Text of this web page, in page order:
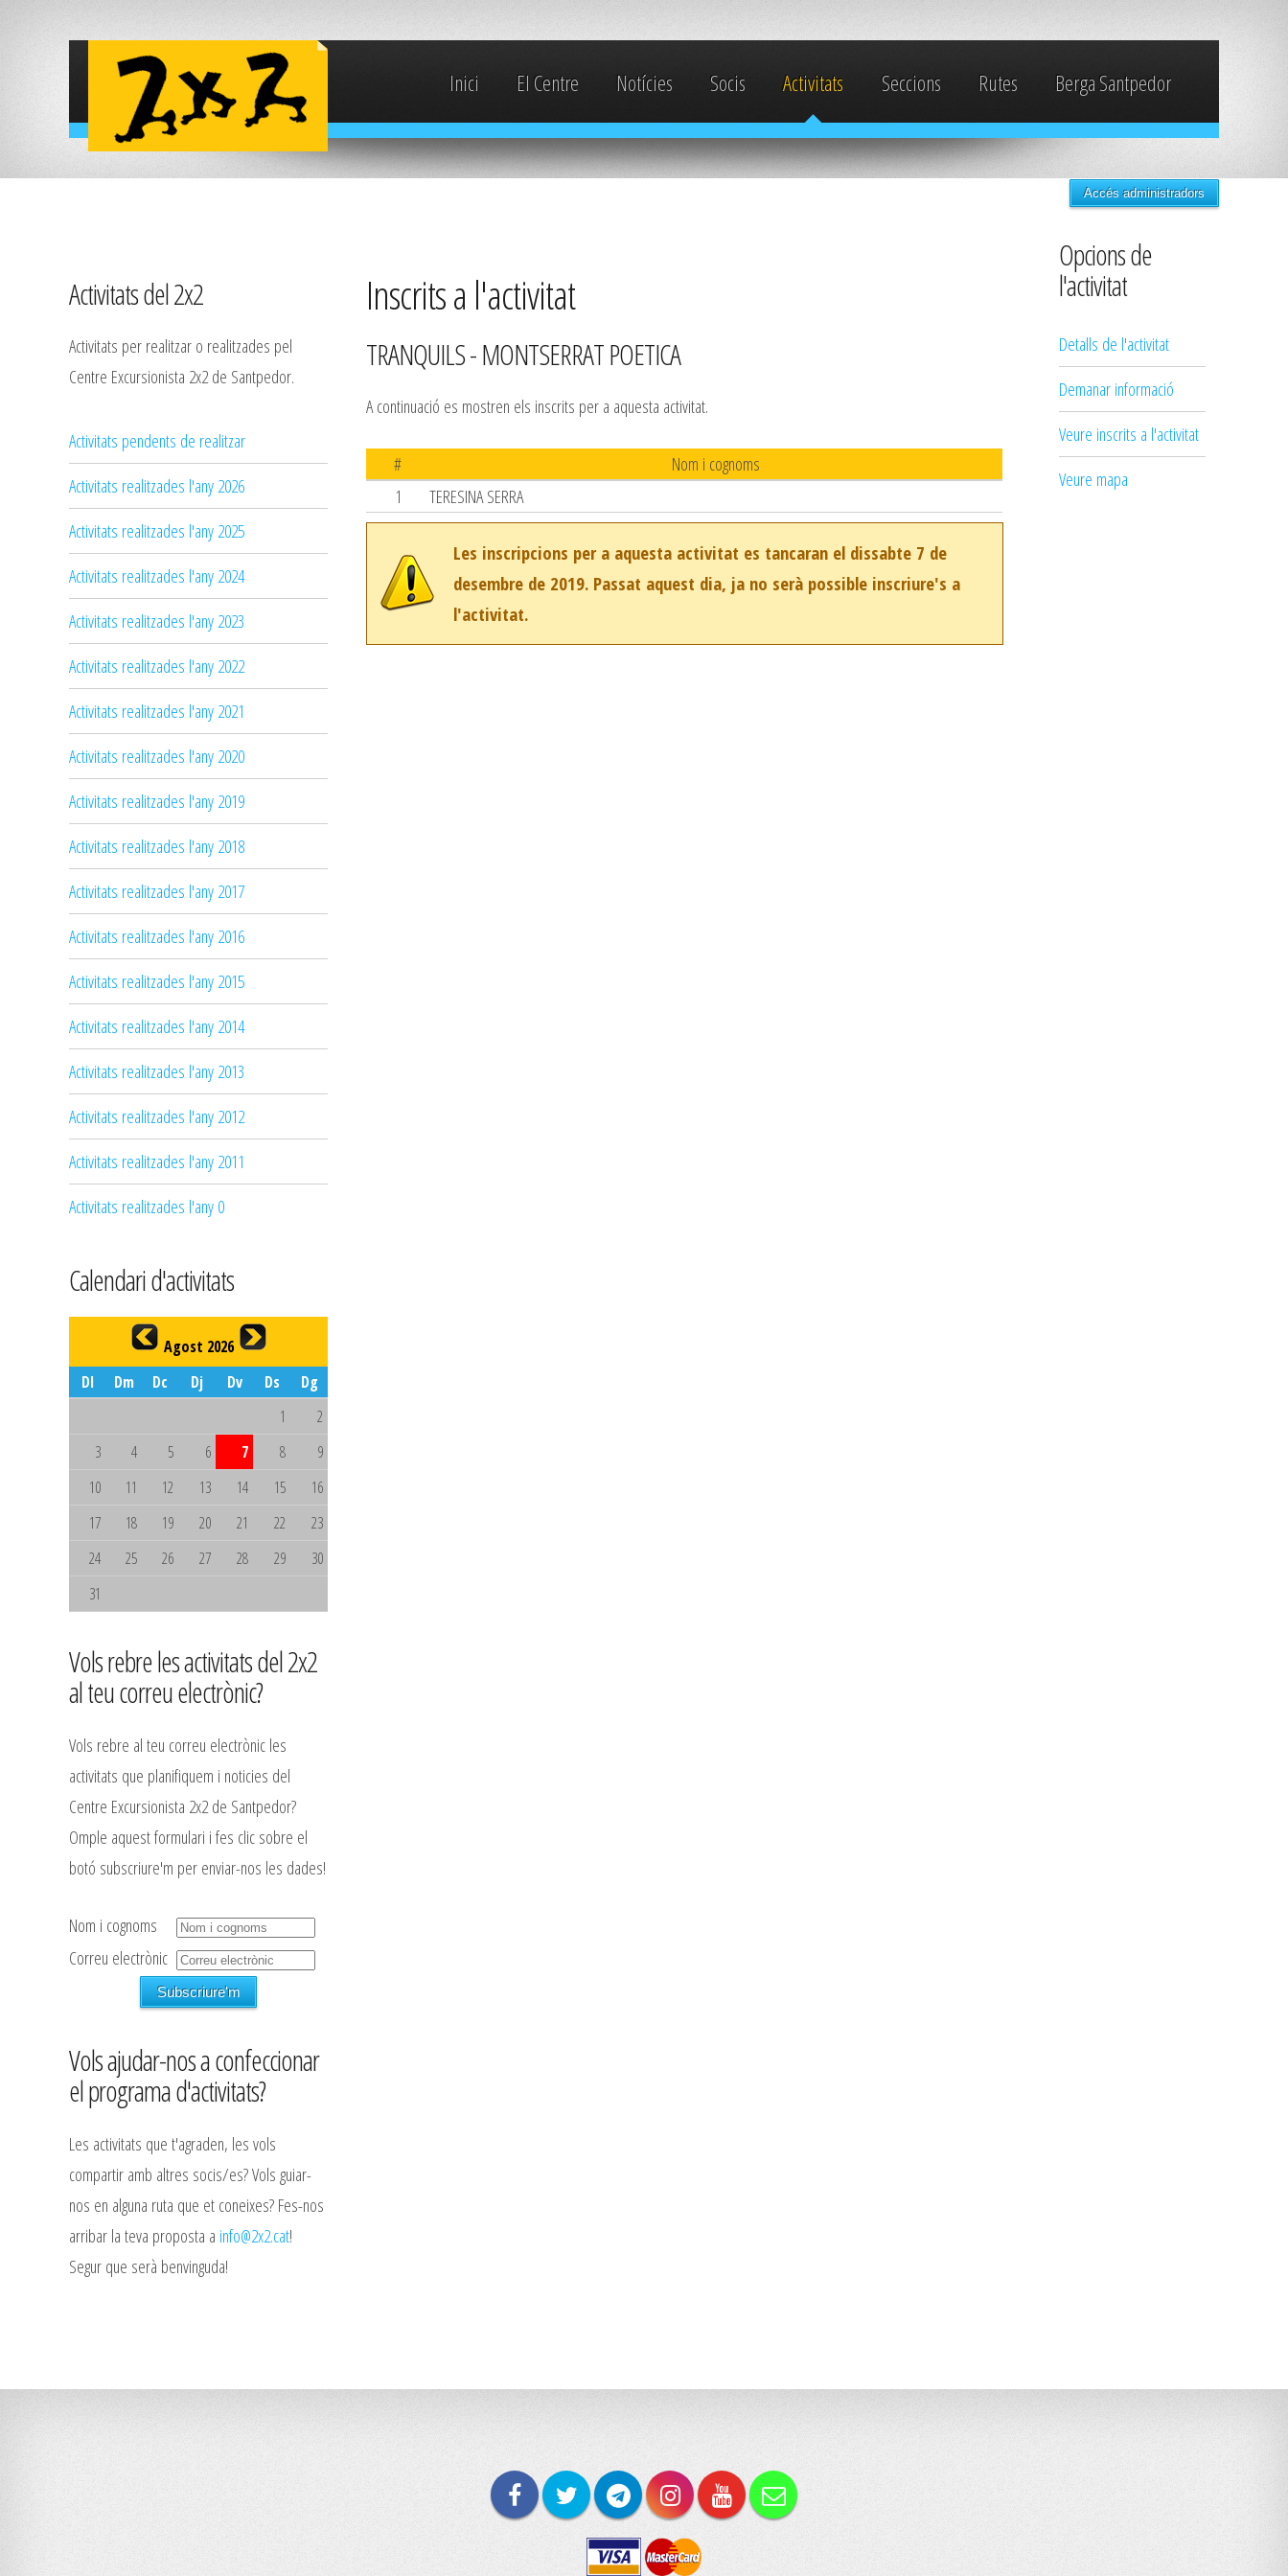
Inici El Centre Notícies Socis Activitats Seccions Rutes Berga Santpedor
Accés administradors
Activitats del 2x2
Activitats per realitzar o realitzades pel
Centre Excursionista 2x2 de Santpedor.
Activitats pendents de realitzar
Activitats realitzades l'any 2026
Activitats realitzades l'any 2025
Activitats realitzades l'any 2024
Activitats realitzades l'any 2023
Activitats realitzades l'any 2022
Activitats realitzades l'any 2021
Activitats realitzades l'any 2020
Activitats realitzades l'any 2019
Activitats realitzades l'any 2018
Activitats realitzades l'any 2017
Activitats realitzades l'any 2016
Activitats realitzades l'any 2015
Activitats realitzades l'any 2014
Activitats realitzades l'any 2013
Activitats realitzades l'any 2012
Activitats realitzades l'any 2011
Activitats realitzades l'any 0
Calendari d'activitats
Agost 2026
Dl
Dm Dc Dj Dv Ds
Dg
1
2
3
4 5 6 7 8
9
10
11 12 13 14 15
16
17
18 19 20 21 22
23
24
25 26 27 28 29
30
31
Vols rebre les activitats del 2x2
al teu correu electrònic?
Vols rebre al teu correu electrònic les
activitats que planifiquem i noticies del
Centre Excursionista 2x2 de Santpedor?
Omple aquest formulari i fes clic sobre el
botó subscriure'm per enviar-nos les dades!
Nom i cognoms
Correu electrònic
Vols ajudar-nos a confeccionar
el programa d'activitats?
Les activitats que t'agraden, les vols
compartir amb altres socis/es? Vols guiar-
nos en alguna ruta que et coneixes? Fes-nos
arribar la teva proposta a info@2x2.cat!
Segur que serà benvinguda!
Inscrits a l'activitat
TRANQUILS - MONTSERRAT POETICA
A continuació es mostren els inscrits per a aquesta activitat.
#
Nom i cognoms
1
TERESINA SERRA
Les inscripcions per a aquesta activitat es tancaran el dissabte 7 de
desembre de 2019. Passat aquest dia, ja no serà possible inscriure's a
l'activitat.
Opcions de
l'activitat
Detalls de l'activitat
Demanar informació
Veure inscrits a l'activitat
Veure mapa